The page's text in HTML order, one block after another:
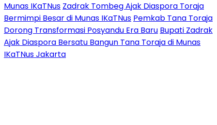
Munas IKaTNus Zadrak Tombeg Ajak Diaspora Toraja
Bermimpi Besar di Munas IKaTNus Pemkab Tana Toraja
Dorong Transformasi Posyandu Era Baru Bupati Zadrak
Ajak Diaspora Bersatu Bangun Tana Toraja di Munas
IKaTNus Jakarta